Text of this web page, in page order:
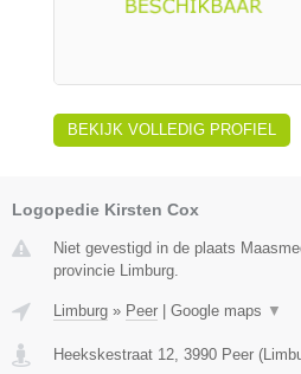
BEKIJK VOLLEDIG PROFIEL
Logopedie Kirsten Cox
Niet gevestigd in de plaats
provincie Limburg.
Limburg » Peer Google maps ▼
Heekskestraat 12, 3990 Peer (